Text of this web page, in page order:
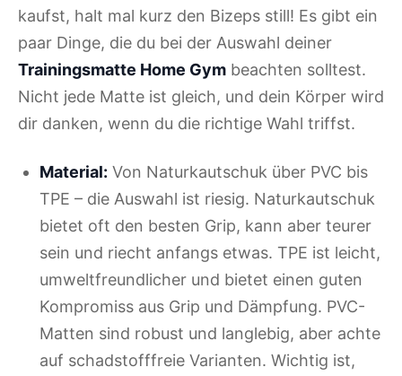
kaufst, halt mal kurz den Bizeps still! Es gibt ein
paar Dinge, die du bei der Auswahl deiner
Trainingsmatte Home Gym beachten solltest.
Nicht jede Matte ist gleich, und dein Körper wird
dir danken, wenn du die richtige Wahl triffst.
Material: Von Naturkautschuk über PVC bis
TPE – die Auswahl ist riesig. Naturkautschuk
bietet oft den besten Grip, kann aber teurer
sein und riecht anfangs etwas. TPE ist leicht,
umweltfreundlicher und bietet einen guten
Kompromiss aus Grip und Dämpfung. PVC-
Matten sind robust und langlebig, aber achte
auf schadstofffreie Varianten. Wichtig ist,